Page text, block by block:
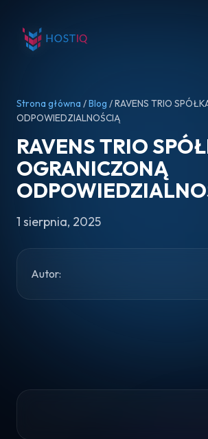
Strona główna /Blog / RAVENS TRIO
ODPOWIEDZIALNOŚCIĄ
RAVENS TRIO
OGRANICZONĄ
1 sierpnia, 2025
Autor: